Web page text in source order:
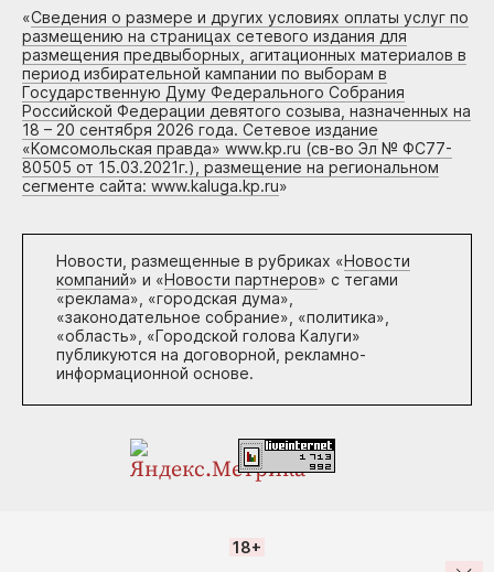
«Сведения о размере и других условиях оплаты услуг по
размещению на страницах сетевого издания для
размещения предвыборных, агитационных материалов в
период избирательной кампании по выборам в
Государственную Думу Федерального Собрания
Российской Федерации девятого созыва, назначенных на
18 – 20 сентября 2026 года. Сетевое издание
«Комсомольская правда» www.kp.ru (св-во Эл № ФС77-
80505 от 15.03.2021г.), размещение на региональном
сегменте сайта: www.kaluga.kp.ru»
Новости, размещенные в рубриках «Новости
компаний» и «Новости партнеров» с тегами
«реклама», «городская дума»,
«законодательное собрание», «политика»,
«область», «Городской голова Калуги»
публикуются на договорной, рекламно-
информационной основе.
18+